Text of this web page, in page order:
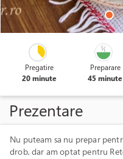
Pregatire
20 minute
Preparare
45 minute
Prezentare
Nu puteam sa nu prepar
drob, dar am optat pentru